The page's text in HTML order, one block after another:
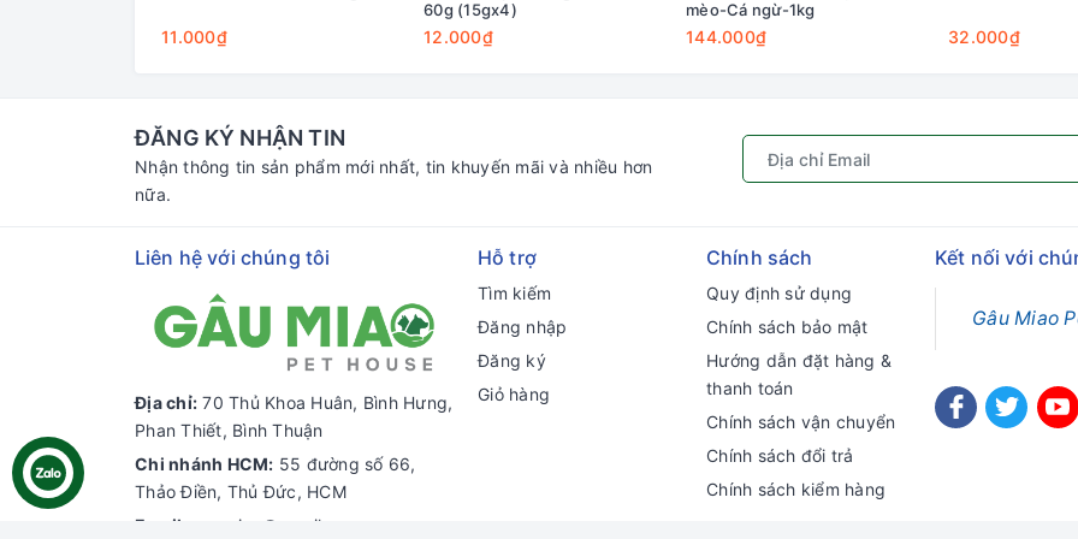
11.000₫
60g (15gx4)
12.000₫
mèo-Cá ngừ-1kg
144.000₫ 32.000₫
ĐĂNG KÝ NHẬN TIN
Nhận thông tin sản phẩm mới nhất, tin khuyến mãi và nhiều hơn
nữa.
Liên hệ với chúng tôi
Địa chỉ: 70 Thủ Khoa Huân, Bình Hưng,
Phan Thiết, Bình Thuận
Chi nhánh HCM: 55 đường số 66,
Thảo Điền, Thủ Đức, HCM
Email:
gaumiao@gmail.com
Hỗ trợ
Tìm kiếm
Đăng nhập
Đăng ký
Giỏ hàng
Chính sách
Quy định sử dụng
Chính sách bảo mật
Hướng dẫn đặt hàng &
thanh toán
Chính sách vận chuyển
Chính sách đổi trả
Chính sách kiểm hàng
Kết nối với
Gâu Miao